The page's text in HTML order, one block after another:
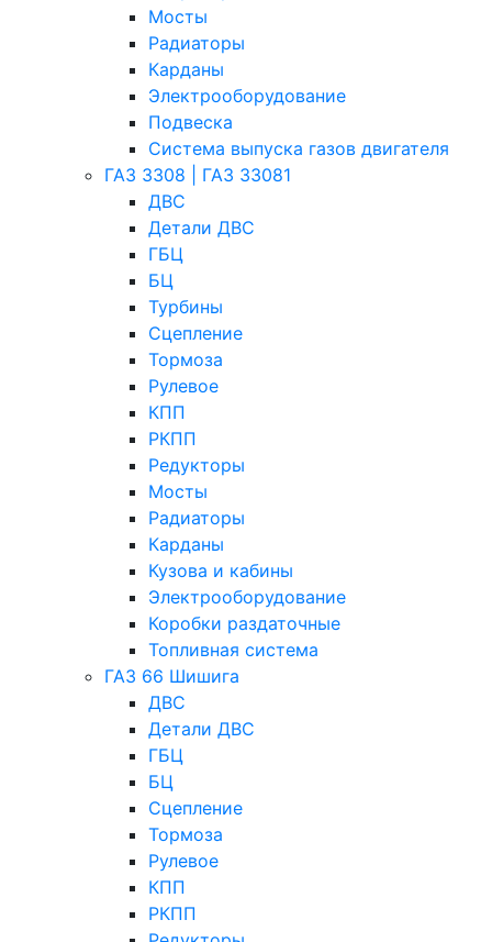
Мосты
Радиаторы
Карданы
Электрооборудование
Подвеска
Система выпуска газов двигателя
ГАЗ 3308 | ГАЗ 33081
ДВС
Детали ДВС
ГБЦ
БЦ
Турбины
Сцепление
Тормоза
Рулевое
КПП
РКПП
Редукторы
Мосты
Радиаторы
Карданы
Кузова и кабины
Электрооборудование
Коробки раздаточные
Топливная система
ГАЗ 66 Шишига
ДВС
Детали ДВС
ГБЦ
БЦ
Сцепление
Тормоза
Рулевое
КПП
РКПП